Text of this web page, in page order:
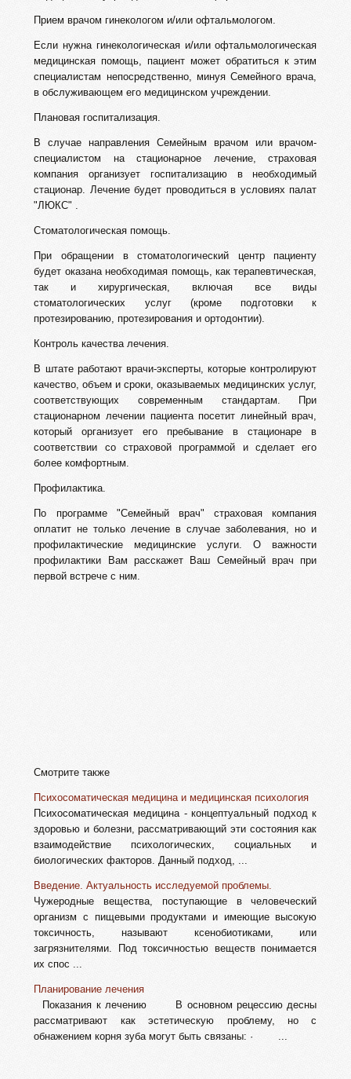
Прием врачом гинекологом и/или офтальмологом.
Если нужна гинекологическая и/или офтальмологическая
медицинская помощь, пациент может обратиться к этим
специалистам непосредственно, минуя Семейного врача,
в обслуживающем его медицинском учреждении.
Плановая госпитализация.
В случае направления Семейным врачом или врачом-
специалистом на стационарное лечение, страховая
компания организует госпитализацию в необходимый
стационар. Лечение будет проводиться в условиях палат
"ЛЮКС" .
Стоматологическая помощь.
При обращении в стоматологический центр пациенту
будет оказана необходимая помощь, как терапевтическая,
так и хирургическая, включая все виды
стоматологических услуг (кроме подготовки к
протезированию, протезирования и ортодонтии).
Контроль качества лечения.
В штате работают врачи-эксперты, которые контролируют
качество, объем и сроки, оказываемых медицинских услуг,
соответствующих современным стандартам. При
стационарном лечении пациента посетит линейный врач,
который организует его пребывание в стационаре в
соответствии со страховой программой и сделает его
более комфортным.
Профилактика.
По программе "Семейный врач" страховая компания
оплатит не только лечение в случае заболевания, но и
профилактические медицинские услуги. О важности
профилактики Вам расскажет Ваш Семейный врач при
первой встрече с ним.
Смотрите также
Психосоматическая медицина и медицинская психология
Психосоматическая медицина - концептуальный подход к
здоровью и болезни, рассматривающий эти состояния как
взаимодействие психологических, социальных и
биологических факторов. Данный подход, ...
Введение. Актуальность исследуемой проблемы.
Чужеродные вещества, поступающие в человеческий
организм с пищевыми продуктами и имеющие высокую
токсичность, называют ксенобиотиками, или
загрязнителями. Под токсичностью веществ понимается
их спос ...
Планирование лечения
Показания к лечению В основном рецессию десны
рассматривают как эстетическую проблему, но с
обнажением корня зуба могут быть связаны: · ...